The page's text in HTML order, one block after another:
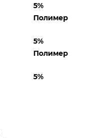
5%
Полимер
5%
Полимер
5%